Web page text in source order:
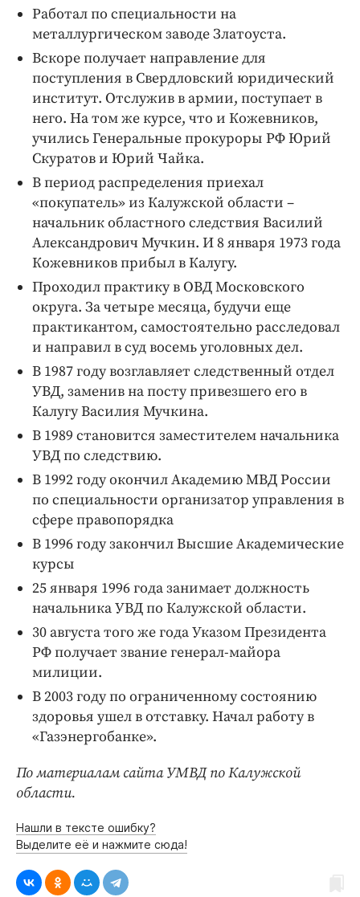
Работал по специальности на
металлургическом заводе Златоуста.
Вскоре получает направление для
поступления в Свердловский юридический
институт. Отслужив в армии, поступает в
него. На том же курсе, что и Кожевников,
учились Генеральные прокуроры РФ Юрий
Скуратов и Юрий Чайка.
В период распределения приехал
«покупатель» из Калужской области –
начальник областного следствия Василий
Александрович Мучкин. И 8 января 1973 года
Кожевников прибыл в Калугу.
Проходил практику в ОВД Московского
округа. За четыре месяца, будучи еще
практикантом, самостоятельно расследовал
и направил в суд восемь уголовных дел.
В 1987 году возглавляет следственный отдел
УВД, заменив на посту привезшего его в
Калугу Василия Мучкина.
В 1989 становится заместителем начальника
УВД по следствию.
В 1992 году окончил Академию МВД России
по специальности организатор управления в
сфере правопорядка
В 1996 году закончил Высшие Академические
курсы
25 января 1996 года занимает должность
начальника УВД по Калужской области.
30 августа того же года Указом Президента
РФ получает звание генерал-майора
милиции.
В 2003 году по ограниченному состоянию
здоровья ушел в отставку. Начал работу в
«Газэнергобанке».
По материалам сайта УМВД по Калужской
области.
Нашли в тексте ошибку?
Выделите её и нажмите сюда!